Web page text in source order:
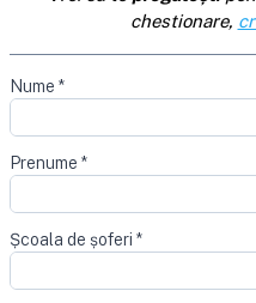
chestionare,
Nume *
Prenume *
Școala de șoferi *